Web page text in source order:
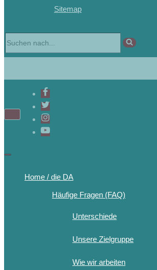
Sitemap
Navigations-
Navigations-
Home / die DA
Häufige Fragen (FAQ)
Unterschiede
Unsere Zielgruppe
Wie wir arbeiten